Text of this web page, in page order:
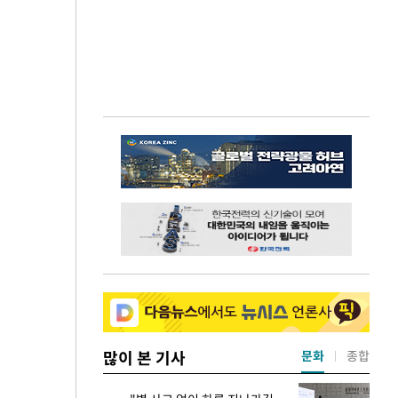
많이 본 기사 문화 종합